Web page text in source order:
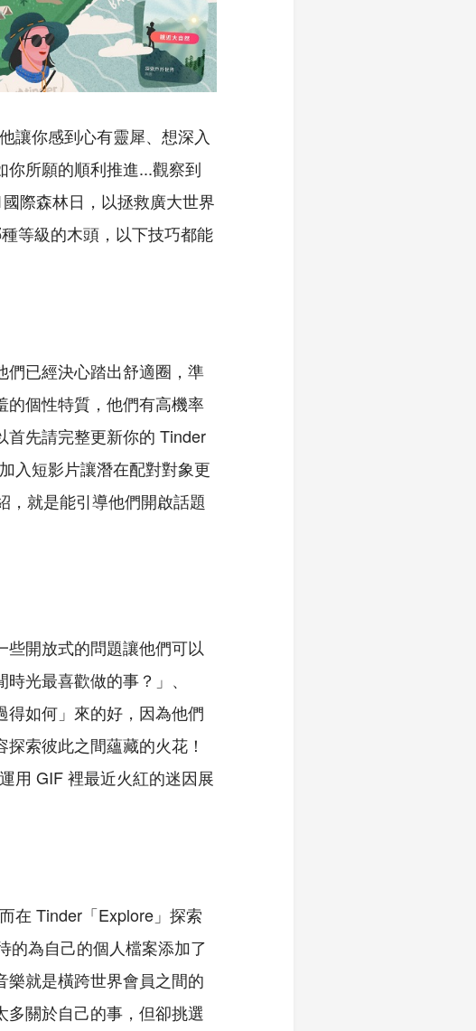
讓你感到心有靈犀、想深入
你所願的順利推進...觀察到
際森林日，以拯救廣大世界
等級的木頭，以下技巧都能
們已經決心踏出舒適圈，準
的個性特質，他們有高機率
首先請完整更新你的 Tinder
入短影片讓潛在配對對象更
，就是能引導他們開啟話題
開放式的問題讓他們可以
光最喜歡做的事？」、
得如何」來的好，因為他們
索彼此之間蘊藏的火花！
用 GIF 裡最近火紅的迷因展
在 Tinder「Explore」探索
的為自己的個人檔案添加了
就是橫跨世界會員之間的
關於自己的事，但卻挑選